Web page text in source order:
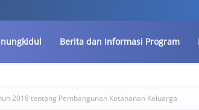
Berita dan Informasi Program
2018 tentang Pembangunan Ketahanan Keluarga